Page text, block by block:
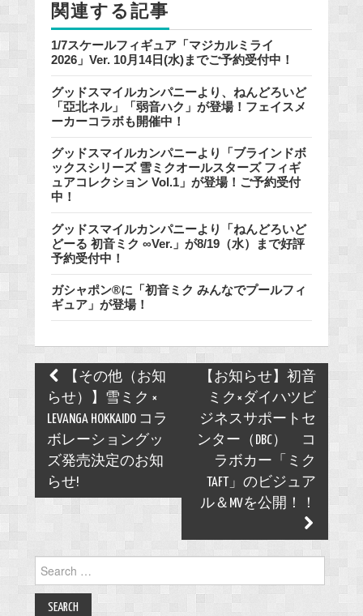
k
関連する記事
1/7スケールフィギュア「マジカルミライ
2026」Ver. 10月14日(水)までご予約受付中！
グッドスマイルカンパニーより、ねんどろいど
「亞北ネル」「弱音ハク」が登場！フェイスメ
ーカーコラボも開催中！
グッドスマイルカンパニーより「ブラインドボ
ックスシリーズ 雪ミクオールスターズ フィギ
ュアコレクション Vol.1」が登場！ご予約受付
中！
グッドスマイルカンパニーより「ねんどろいど
どーる 初音ミク ∞Ver.」が8/19（水）まで好評
予約受付中！
ガシャポン®に「初音ミク みんなでプールフィ
ギュア」が登場！
Post
navigation
【その他（お知
らせ）】雪ミク ×
LEVANGA HOKKAIDO コラ
ボレーショングッ
ズ発売決定のお知
らせ!
【お知らせ】初音
ミク×ダイハツビ
ジネスサポートセ
ンター（DBC） コ
ラボカー「ミク
TAFT」のビジュア
ル＆MVを公開！！
for: